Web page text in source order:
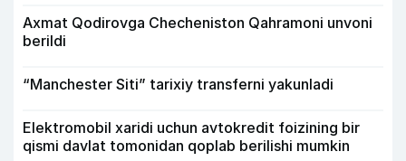
Axmat Qodirovga Checheniston Qahramoni unvoni
berildi
“Manchester Siti” tarixiy transferni yakunladi
Elektromobil xaridi uchun avtokredit foizining bir
qismi davlat tomonidan qoplab berilishi mumkin